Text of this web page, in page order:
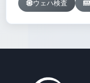
ウェハ検査